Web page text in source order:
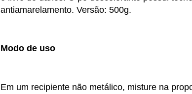
antiamarelamento. Versão: 500g.
Modo de uso
Em um recipiente não metálico, misture na